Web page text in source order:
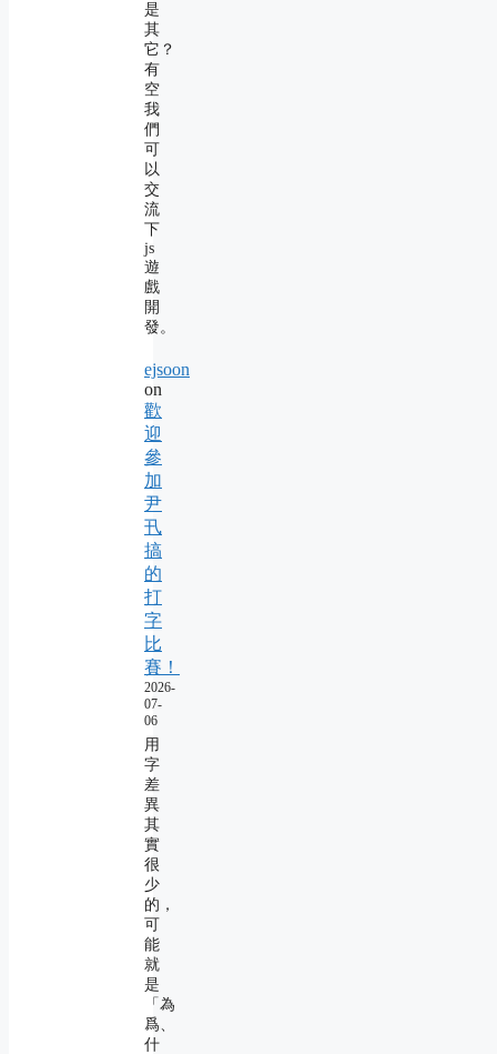
是
其
它？
有
空
我
們
可
以
交
流
下
js
遊
戲
開
發。
ejsoon
on
歡
迎
參
加
尹
卂
搞
的
打
字
比
賽！
2026-
07-
06
用
字
差
異
其
實
很
少
的，
可
能
就
是
「為
爲、
什